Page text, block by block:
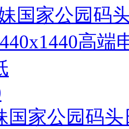
国家公园码